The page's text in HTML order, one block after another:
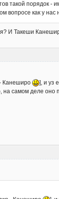
такой порядок -
вопросе как у нас
И Такеши
Канеширо
], и уз
самом деле оно